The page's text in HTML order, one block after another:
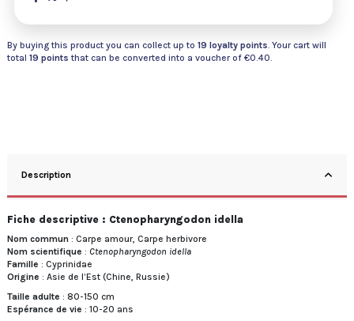
By buying this product you can collect up to 19 loyalty points. Your cart will
total 19 points that can be converted into a voucher of €0.40.
Description
Fiche descriptive : Ctenopharyngodon idella
Nom commun : Carpe amour, Carpe herbivore
Nom scientifique : Ctenopharyngodon idella
Famille : Cyprinidae
Origine : Asie de l’Est (Chine, Russie)
Taille adulte : 80-150 cm
Espérance de vie : 10-20 ans